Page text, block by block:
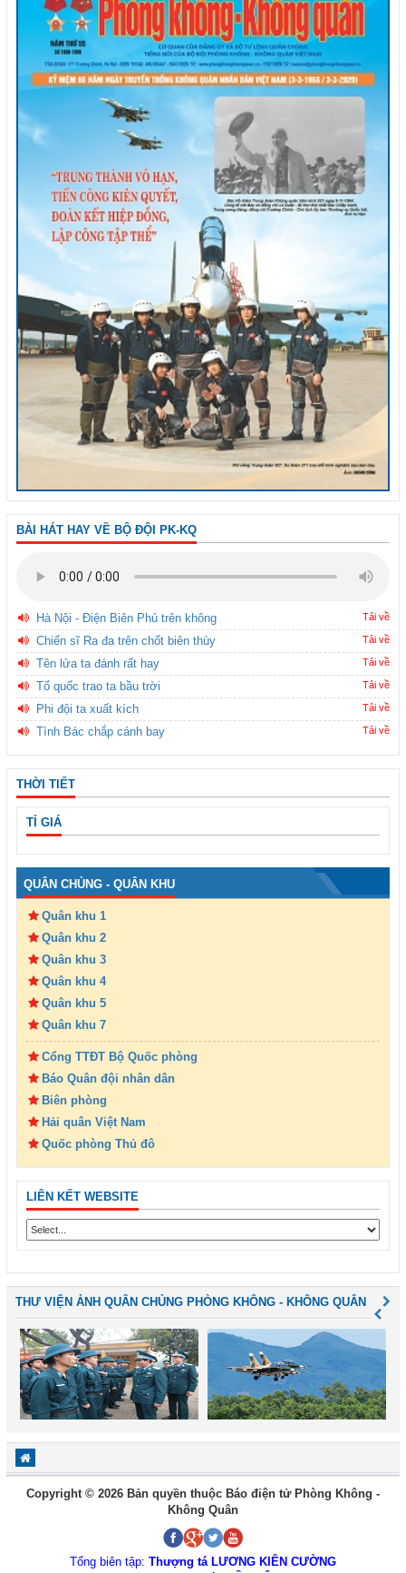
BÀI HÁT HAY VỀ BỘ ĐỘI PK-KQ
Hà Nội - Điện Biên Phủ trên không Tải về
Chiến sĩ Ra đa trên chốt biên thùy Tải về
Tên lửa ta đánh rất hay Tải về
Tổ quốc trao ta bầu trời Tải về
Phi đội ta xuất kích Tải về
Tình Bác chắp cánh bay Tải về
THỜI TIẾT
TỈ GIÁ
QUÂN CHỦNG - QUÂN KHU
Quân khu 1
Quân khu 2
Quân khu 3
Quân khu 4
Quân khu 5
Quân khu 7
Cổng TTĐT Bộ Quốc phòng
Báo Quân đội nhân dân
Biên phòng
Hải quân Việt Nam
Quốc phòng Thủ đô
LIÊN KẾT WEBSITE
THƯ VIỆN ẢNH QUÂN CHỦNG PHÒNG KHÔNG - KHÔNG QUÂN
Copyright © 2026 Bản quyền thuộc Báo điện tử Phòng Không -
Không Quân
Tổng biên tập: Thượng tá LƯƠNG KIÊN CƯỜNG